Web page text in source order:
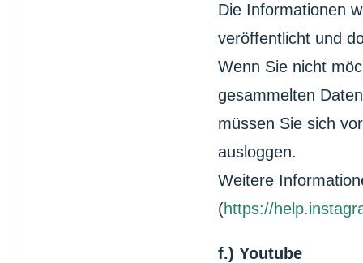
Die Informationen
veröffentlicht und
Wenn Sie nicht
gesammelten
müssen Sie sich
ausloggen.
Weitere
(https://
f.) Youtube